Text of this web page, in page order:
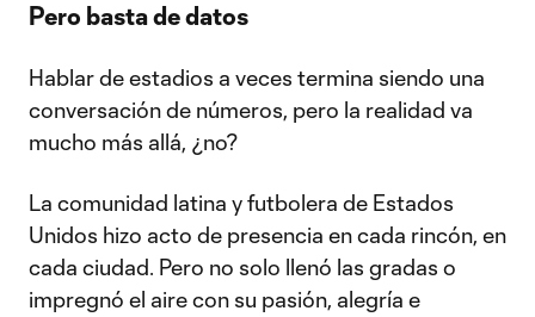
Pero basta de datos
Hablar de estadios a veces termina siendo una
conversación de números, pero la realidad va
mucho más allá, ¿no?
La comunidad latina y futbolera de Estados
Unidos hizo acto de presencia en cada rincón, en
cada ciudad. Pero no solo llenó las gradas o
impregnó el aire con su pasión, alegría e